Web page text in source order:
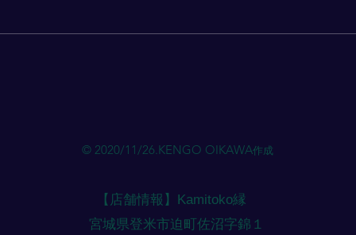
は前日までの予約になります）
応できない場合がありますが必ず
© 2020/11/26.KENGO OIKAWA作成
【店舗情報】Kamitoko縁
​宮城県登米市迫町佐沼字錦１